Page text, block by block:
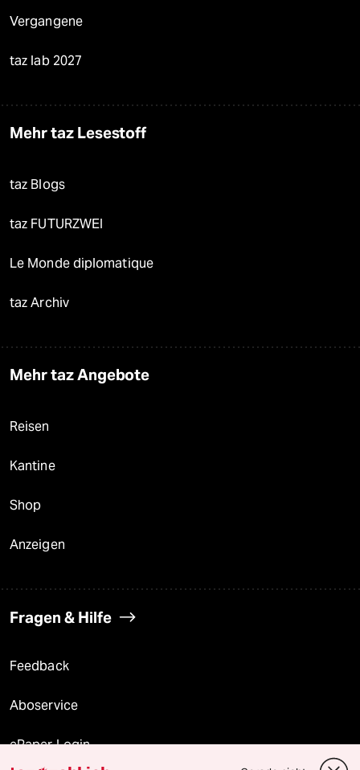
Vergangene
taz lab 2027
Mehr taz Lesestoff
taz Blogs
taz FUTURZWEI
Le Monde diplomatique
taz Archiv
Mehr taz Angebote
Reisen
Kantine
Shop
Anzeigen
Fragen & Hilfe
Feedback
Aboservice
ePaper Login